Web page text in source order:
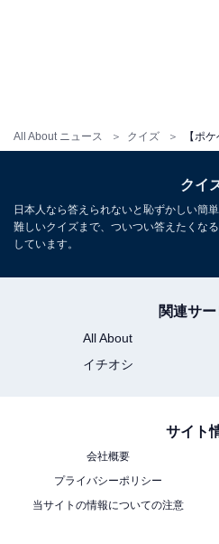
All About ニュース クイズ
クイ
日本人なら答えられないと恥ずかしい簡
難しいクイズまで、ついつい答えたくな
しています。
関連サ
All About
イチオシ
サイト
会社概要
プライバシーポリシー
当サイトの情報についての注意